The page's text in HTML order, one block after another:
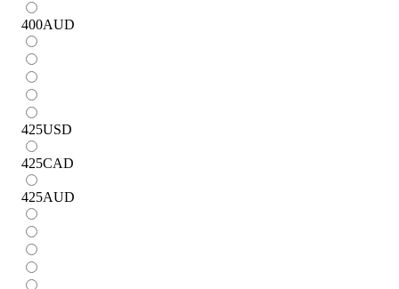
400AUD
425USD
425CAD
425AUD